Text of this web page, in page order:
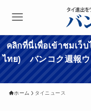
คลิกที่นี่เพื่อเข้าชมเว็
ไทย) バンコク週報ウ
ホーム タイニュース